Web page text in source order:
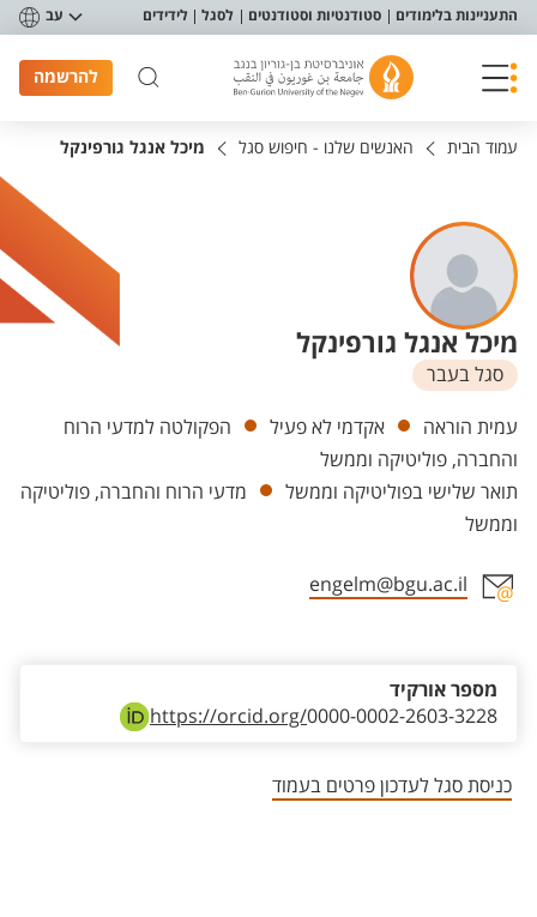
תפריט נגישות
התעניינות בלימודים סטודנטיות וסטודנטים לסגל לידידים עב
להרשמה
עמוד הבית האנשים שלנו - חיפוש סגל מיכל אנגל גורפינקל
מיכל אנגל גורפינקל
סגל בעבר
יחידות
עמית הוראה אקדמי לא פעיל
הפקולטה למדעי הרוח
והחברה, פוליטיקה וממשל
תואר שלישי בפוליטיקה וממשל
מדעי הרוח והחברה, פוליטיקה
וממשל
engelm@bgu.ac.il
https://orcid.org/0000-0002-2603-3228
מספר אורקיד
כניסת סגל לעדכון פרטים בעמוד